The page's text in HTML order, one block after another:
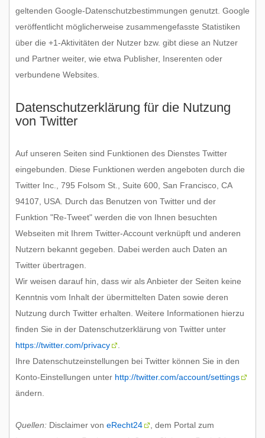
geltenden Google-Datenschutzbestimmungen genutzt. Google
veröffentlicht möglicherweise zusammengefasste Statistiken
über die +1-Aktivitäten der Nutzer bzw. gibt diese an Nutzer
und Partner weiter, wie etwa Publisher, Inserenten oder
verbundene Websites.
Datenschutzerklärung für die Nutzung
von Twitter
Auf unseren Seiten sind Funktionen des Dienstes Twitter
eingebunden. Diese Funktionen werden angeboten durch die
Twitter Inc., 795 Folsom St., Suite 600, San Francisco, CA
94107, USA. Durch das Benutzen von Twitter und der
Funktion "Re-Tweet" werden die von Ihnen besuchten
Webseiten mit Ihrem Twitter-Account verknüpft und anderen
Nutzern bekannt gegeben. Dabei werden auch Daten an
Twitter übertragen.
Wir weisen darauf hin, dass wir als Anbieter der Seiten keine
Kenntnis vom Inhalt der übermittelten Daten sowie deren
Nutzung durch Twitter erhalten. Weitere Informationen hierzu
finden Sie in der Datenschutzerklärung von Twitter unter
https://twitter.com/privacy
.
Ihre Datenschutzeinstellungen bei Twitter können Sie in den
Konto-Einstellungen unter http://twitter.com/account/settings
ändern.
Quellen: Disclaimer von eRecht24
, dem Portal zum